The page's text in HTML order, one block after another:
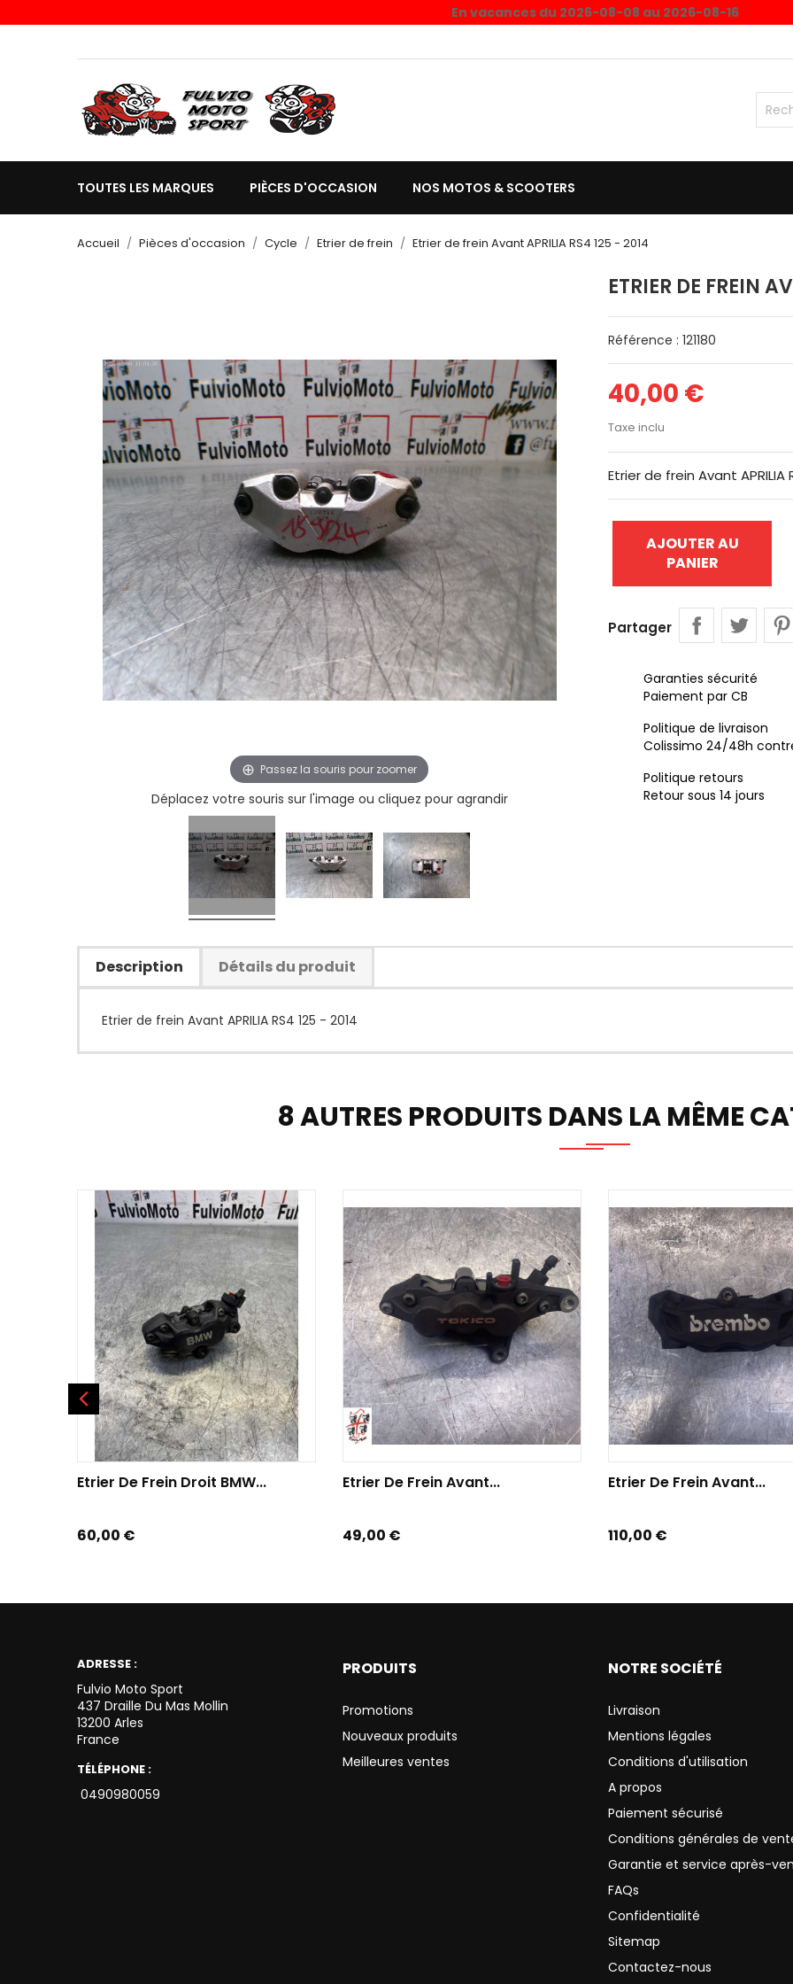
En vacances du 2026-08-08 au 2026-08-16
TOUTES LES MARQUES PIÈCES D'OCCASION NOS MOTOS & SCOOTERS
Accueil Pièces d'occasion Cycle Etrier de frein Etrier de frein Avant APRILIA RS4 125 - 2014
Passez la souris pour zoomer
Déplacez votre souris sur l'image ou cliquez pour agrandir
ETRIER DE FREIN
Référence : 121180
40,00 €
Taxe inclu
Etrier de frein Avant APRILIA
AJOUTER AU
PANIER
Partager
Garanties sécurité
Paiement par CB
Politique de livraison
Colissimo 24/48h
Politique retours
Retour sous 14 jours
Description Détails du produit
Etrier de frein Avant APRILIA RS4 125 - 2014
8 AUTRES PRODUITS DANS LA MÊME
AJOUTER AU PANIER
Etrier De Frein Droit BMW...
Prix
60,00 €
Etrier De Frein Avant...
Prix
49,00 €
Etrier De Frein Avant...
Prix
110,00 €
ADRESSE :
Fulvio Moto Sport
437 Draille Du Mas Mollin
13200 Arles
France
TÉLÉPHONE :
0490980059
PRODUITS
Promotions
Nouveaux produits
Meilleures ventes
NOTRE SOCIÉTÉ
Livraison
Mentions légales
Conditions d'utilisation
A propos
Paiement sécurisé
Conditions générales de
Garantie et service après-
FAQs
Confidentialité
Sitemap
Contactez-nous